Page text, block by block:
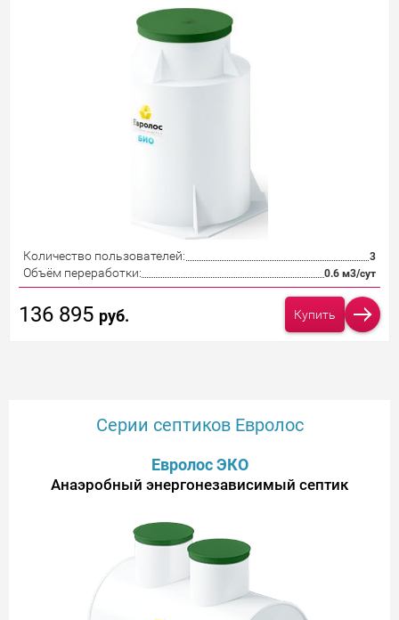
Количество пользователей: 3
Объём переработки: 0.6 м3/сут
136 895 руб. Купить
Серии септиков Евролос
Евролос ЭКО
Анаэробный энергонезависимый септик